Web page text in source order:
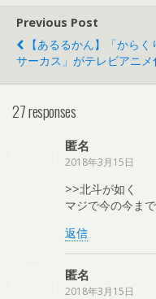
Previous Post
【あるるかん】「からく
サーカス」がテレビアニメ
27 responses
匿名
2018年3月15日
>>北斗が如く
マジで今の今ま
返信
匿名
2018年3月15日